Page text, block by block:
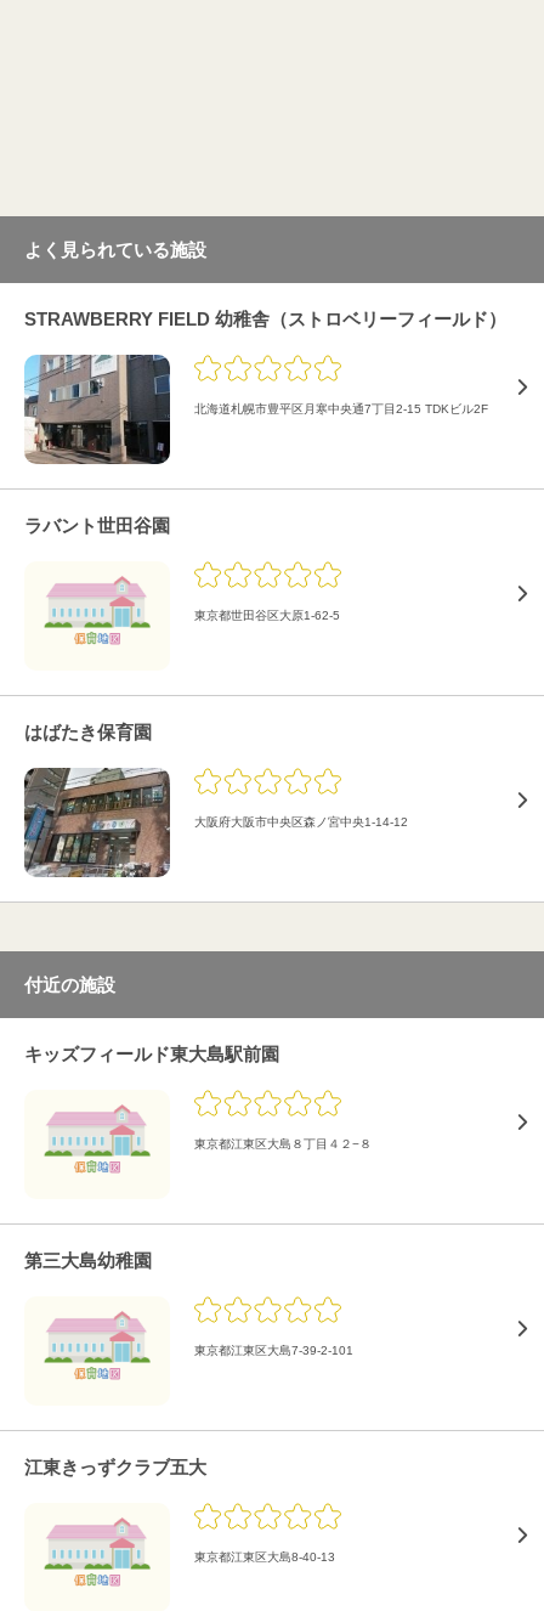
よく見られている施設
STRAWBERRY FIELD 幼稚舎（ストロベリーフィールド）
北海道札幌市豊平区月寒中央通7丁目2-15 TDKビル2F
ラバント世田谷園
東京都世田谷区大原1-62-5
はばたき保育園
大阪府大阪市中央区森ノ宮中央1-14-12
付近の施設
キッズフィールド東大島駅前園
東京都江東区大島８丁目４２−８
第三大島幼稚園
東京都江東区大島7-39-2-101
江東きっずクラブ五大
東京都江東区大島8-40-13